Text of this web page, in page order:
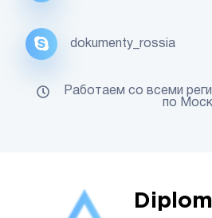
dokumenty_rossia
Работаем со всеми
по